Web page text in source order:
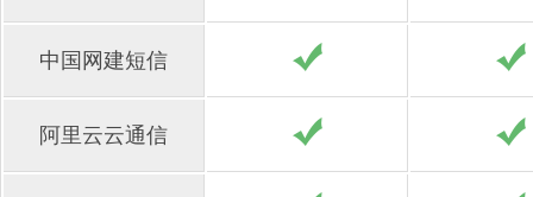
中国网建短信
阿里云云通信